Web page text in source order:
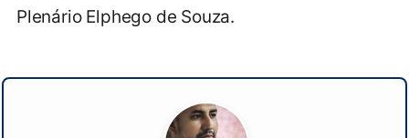
Plenário Elphego de Souza.